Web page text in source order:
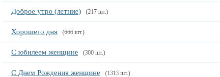
Доброе утро (летние) (217 шт.)
Хорошего дня (666 шт.)
С юбилеем женщине (300 шт.)
С Днем Рождения женщине (1313 шт.)